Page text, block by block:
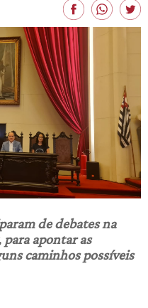
de debates na
para apontar as
caminhos possíveis